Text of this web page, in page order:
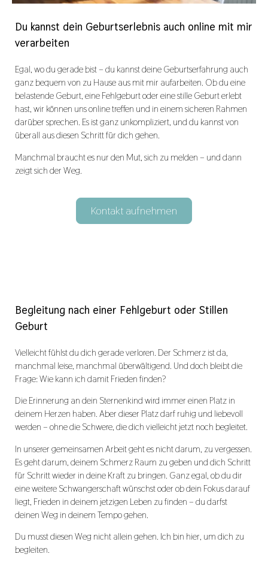
Du kannst dein Geburtserlebnis auch online mit mir
verarbeiten
Egal, wo du gerade bist – du kannst deine Geburtserfahrung auch
ganz bequem von zu Hause aus mit mir aufarbeiten. Ob du eine
belastende Geburt, eine Fehlgeburt oder eine stille Geburt erlebt
hast, wir können uns online treffen und in einem sicheren Rahmen
darüber sprechen. Es ist ganz unkompliziert, und du kannst von
überall aus diesen Schritt für dich gehen.
Manchmal braucht es nur den Mut, sich zu melden – und dann
zeigt sich der Weg.
Kontakt aufnehmen
Begleitung nach einer Fehlgeburt oder Stillen
Geburt
Vielleicht fühlst du dich gerade verloren. Der Schmerz ist da,
manchmal leise, manchmal überwältigend. Und doch bleibt die
Frage: Wie kann ich damit Frieden finden?
Die Erinnerung an dein Sternenkind wird immer einen Platz in
deinem Herzen haben. Aber dieser Platz darf ruhig und liebevoll
werden – ohne die Schwere, die dich vielleicht jetzt noch begleitet.
In unserer gemeinsamen Arbeit geht es nicht darum, zu vergessen.
Es geht darum, deinem Schmerz Raum zu geben und dich Schritt
für Schritt wieder in deine Kraft zu bringen. Ganz egal, ob du dir
eine weitere Schwangerschaft wünschst oder ob dein Fokus darauf
liegt, Frieden in deinem jetzigen Leben zu finden – du darfst
deinen Weg in deinem Tempo gehen.
Du musst diesen Weg nicht allein gehen. Ich bin hier, um dich zu
begleiten.